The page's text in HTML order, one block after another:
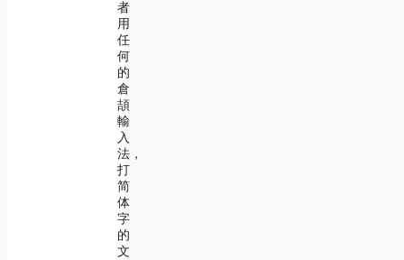
者
用
任
何
的
倉
頡
輸
入
法，
打
简
体
字
的
文